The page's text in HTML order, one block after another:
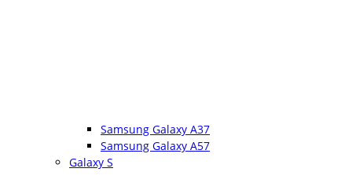
Samsung Galaxy A37
Samsung Galaxy A57
Galaxy S